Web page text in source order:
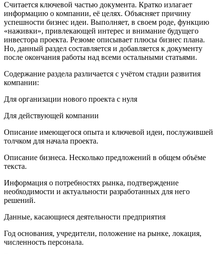
Считается ключевой частью документа. Кратко излагает
информацию о компании, её целях. Объясняет причину
успешности бизнес идеи. Выполняет, в своем роде, функцию
«наживки», привлекающей интерес и внимание будущего
инвестора проекта. Резюме описывает плюсы бизнес плана.
Но, данный раздел составляется и добавляется к документу
после окончания работы над всеми остальными статьями.
Содержание раздела различается с учётом стадии развития
компании:
Для организации нового проекта с нуля
Для действующей компании
Описание имеющегося опыта и ключевой идеи, послужившей
толчком для начала проекта.
Описание бизнеса. Несколько предложений в общем объёме
текста.
Информация о потребностях рынка, подтверждение
необходимости и актуальности разработанных для него
решений.
Данные, касающиеся деятельности предприятия
Год основания, учредители, положение на рынке, локация,
численность персонала.